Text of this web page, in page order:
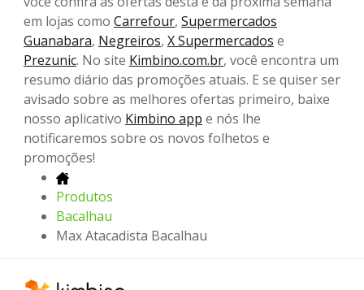
em lojas como Carrefour, Supermercados
Guanabara, Negreiros, X Supermercados e
Prezunic. No site Kimbino.com.br, você encontra um
resumo diário das promoções atuais. E se quiser ser
avisado sobre as melhores ofertas primeiro, baixe
nosso aplicativo Kimbino app e nós lhe
notificaremos sobre os novos folhetos e
promoções!
Produtos
Bacalhau
Max Atacadista Bacalhau